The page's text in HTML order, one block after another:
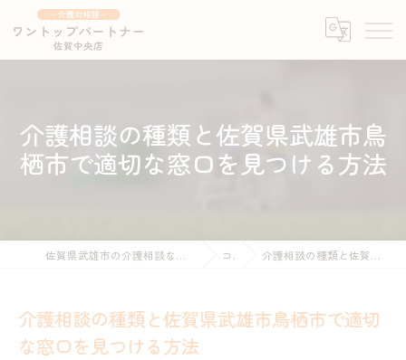
介護相談の種類と佐賀県武雄市鳥
栖市で適切な窓口を見つける方法
佐賀県武雄市の介護相談ならワントップパートナー 佐賀中央店 ～介護の相談～ コラム 介護相談の種類と佐賀県武雄市鳥栖市で適切な窓口を見つける方法
介護相談の種類と佐賀県武雄市鳥栖市で適切
な窓口を見つける方法